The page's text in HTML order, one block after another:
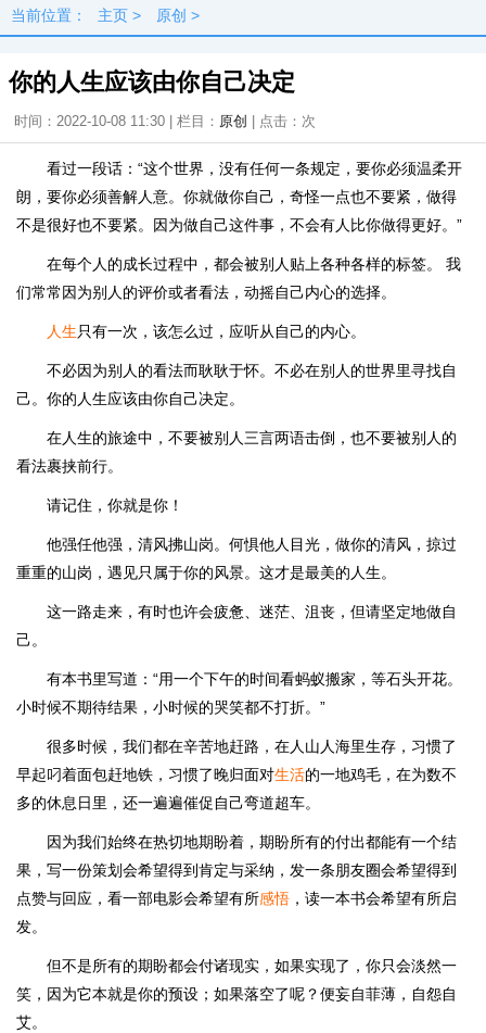
当前位置： 主页 > 原创 >
你的人生应该由你自己决定
时间：2022-10-08 11:30 | 栏目： 原创 | 点击： 次
看过一段话：“这个世界，没有任何一条规定，要你必须温柔开
朗，要你必须善解人意。你就做你自己，奇怪一点也不要紧，做得
不是很好也不要紧。因为做自己这件事，不会有人比你做得更好。”
在每个人的成长过程中，都会被别人贴上各种各样的标签。 我
们常常因为别人的评价或者看法，动摇自己内心的选择。
人生只有一次，该怎么过，应听从自己的内心。
不必因为别人的看法而耿耿于怀。不必在别人的世界里寻找自
己。你的人生应该由你自己决定。
在人生的旅途中，不要被别人三言两语击倒，也不要被别人的
看法裹挟前行。
请记住，你就是你！
他强任他强，清风拂山岗。何惧他人目光，做你的清风，掠过
重重的山岗，遇见只属于你的风景。这才是最美的人生。
这一路走来，有时也许会疲惫、迷茫、沮丧，但请坚定地做自
己。
有本书里写道：“用一个下午的时间看蚂蚁搬家，等石头开花。
小时候不期待结果，小时候的哭笑都不打折。”
很多时候，我们都在辛苦地赶路，在人山人海里生存，习惯了
早起叼着面包赶地铁，习惯了晚归面对生活的一地鸡毛，在为数不
多的休息日里，还一遍遍催促自己弯道超车。
因为我们始终在热切地期盼着，期盼所有的付出都能有一个结
果，写一份策划会希望得到肯定与采纳，发一条朋友圈会希望得到
点赞与回应，看一部电影会希望有所感悟 ，读一本书会希望有所启
发。
但不是所有的期盼都会付诸现实，如果实现了，你只会淡然一
笑，因为它本就是你的预设；如果落空了呢？便妄自菲薄，自怨自
艾。